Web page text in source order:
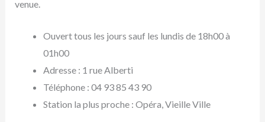
venue.
Ouvert tous les jours sauf les lundis de 18h00 à
01h00
Adresse : 1 rue Alberti
Téléphone : 04 93 85 43 90
Station la plus proche : Opéra, Vieille Ville